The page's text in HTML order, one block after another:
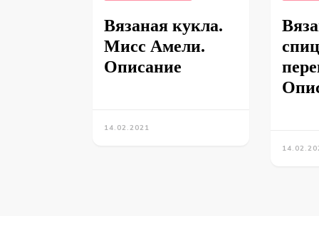
Вязаная кукла.
Мисс Амели.
Описание
14.02.2021